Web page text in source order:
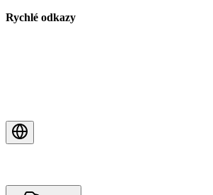
Rychlé odkazy